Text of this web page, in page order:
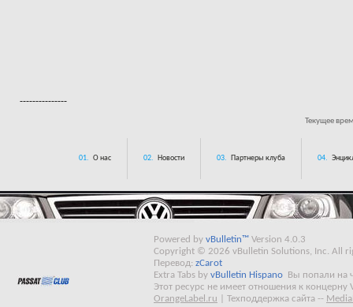
---------------
Текущее
01. О нас 02. Новости 03. Партнеры клуба 04.
Powered by vBulletin™ Version 4.0.3
Copyright © 2026 vBulletin Solutions, Inc. All
Перевод: zCarot
Extra Tabs by vBulletin Hispano
Вы попали на
Этот ресурс не имеет отношения к концерну
OrangeLabel.ru
Техподдержка сайта --